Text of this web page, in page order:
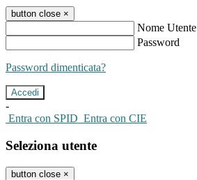
button close ×
Nome Utente
Password
Password dimenticata?
-
Entra con SPID Entra con CIE
Seleziona utente
button close ×